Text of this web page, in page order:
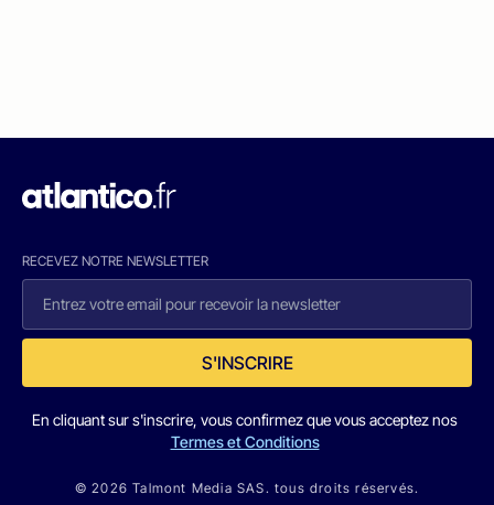
RECEVEZ NOTRE NEWSLETTER
S'INSCRIRE
En cliquant sur s'inscrire, vous confirmez que vous acceptez nos
Termes et Conditions
© 2026 Talmont Media SAS. tous droits réservés.